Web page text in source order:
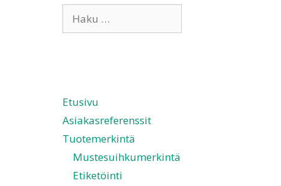
Etusivu
Asiakasreferenssit
Tuotemerkintä
Mustesuihkumerkintä
Etiketöinti